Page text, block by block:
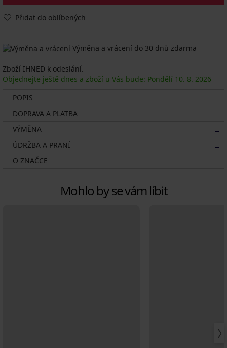
Přidat do oblíbených
Výměna a vrácení do 30 dnů zdarma
Zboží IHNED k odeslání.
Objednejte ještě dnes a zboží u Vás bude: Pondělí 10. 8. 2026
POPIS
DOPRAVA A PLATBA
VÝMĚNA
ÚDRŽBA A PRANÍ
O ZNAČCE
Mohlo by se vám líbit